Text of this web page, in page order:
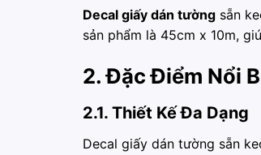
Decal giấy dán tường sẵn
sản phẩm là 45cm x 10m,
2. Đặc Điểm Nổi
2.1. Thiết Kế Đa Dạng
Decal giấy dán tường sẵn